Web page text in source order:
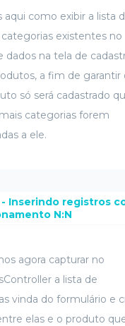
aqui como exibir a lista
existentes no
dados na tela de
a fim de garantir
só será cadastrado
categorias forem
a ele.
Inserindo registros
N:N
agora capturar no
a lista de
vinda do formulário e
elas e o produto